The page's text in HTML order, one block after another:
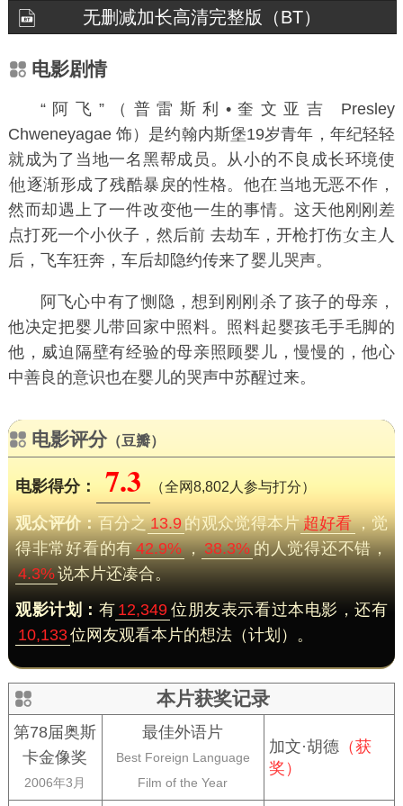
无删减加长高清完整版（BT）
电影剧情
“阿飞”（普雷斯利•奎文亚吉 Presley
Chweneyagae 饰）是约翰内斯堡19岁青年，年纪轻轻
就成为了当地一名黑帮成员。从小的不良成长环境使
逐渐形成了残酷暴戾的性格。他
当地无恶不作，
然而却遇上了一件改变他一生的事情。这天他刚刚差
点打死一个小伙子，然后前 去劫车，开枪打伤
主
后，飞车狂奔，车后却隐约传来了婴儿哭声。
阿飞心中有了恻隐，想到刚刚
了孩子的母亲，
他决定把婴儿带回家中照料。照料起婴孩毛手毛脚的
他，威迫隔壁有经验的母亲照顾婴儿，慢慢的，他心
中善良的意识也在婴儿的哭声中苏醒过来。
电影评分（豆瓣）
电影得分： 7.3 （全网8,802人参与打分）
观众评价：百分之13.9的观众觉得本片超好看，觉
得非常好看的有42.9%，38.3%的人觉得还不错，
4.3%说本片还凑合。
观影计划： 有 12,349 位朋友表示看过本电影，还有
10,133位网友观看本片的想法（计划）。
本片获奖记录
第78届奥斯
卡金像奖
2006年3月
最佳外语片
Best Foreign Language
Film of the Year
加文·胡德（获
奖）